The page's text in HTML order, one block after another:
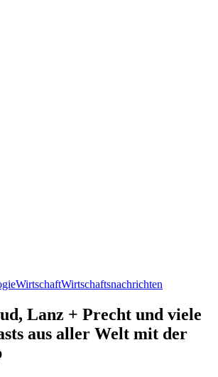
WirtschaftWirtschaftsnachrichten
Lanz + Precht und viele
aus aller Welt mit der